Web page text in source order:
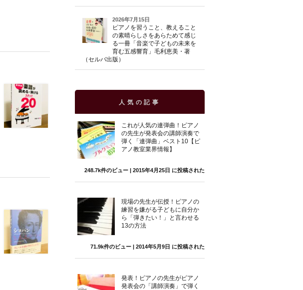
2026年7月15日
ピアノを習うこと、教えること
の素晴らしさをあらためて感じ
る一冊「音楽で子どもの未来を
育む五感響育」毛利恵美・著
（セルバ出版）
人気の記事
これが人気の連弾曲！ピアノ
の先生が発表会の講師演奏で
弾く「連弾曲」ベスト10【ピ
アノ教室業界情報】
248.7k件のビュー | 2015年4月25日 に投稿された
現場の先生が伝授！ピアノの
練習を嫌がる子どもに自分か
ら「弾きたい！」と言わせる
13の方法
71.9k件のビュー | 2014年5月9日 に投稿された
発表！ピアノの先生がピアノ
発表会の「講師演奏」で弾く